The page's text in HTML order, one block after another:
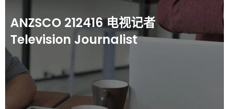
ANZSCO 212416 电视记者
Television Journalist